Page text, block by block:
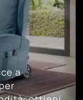
a